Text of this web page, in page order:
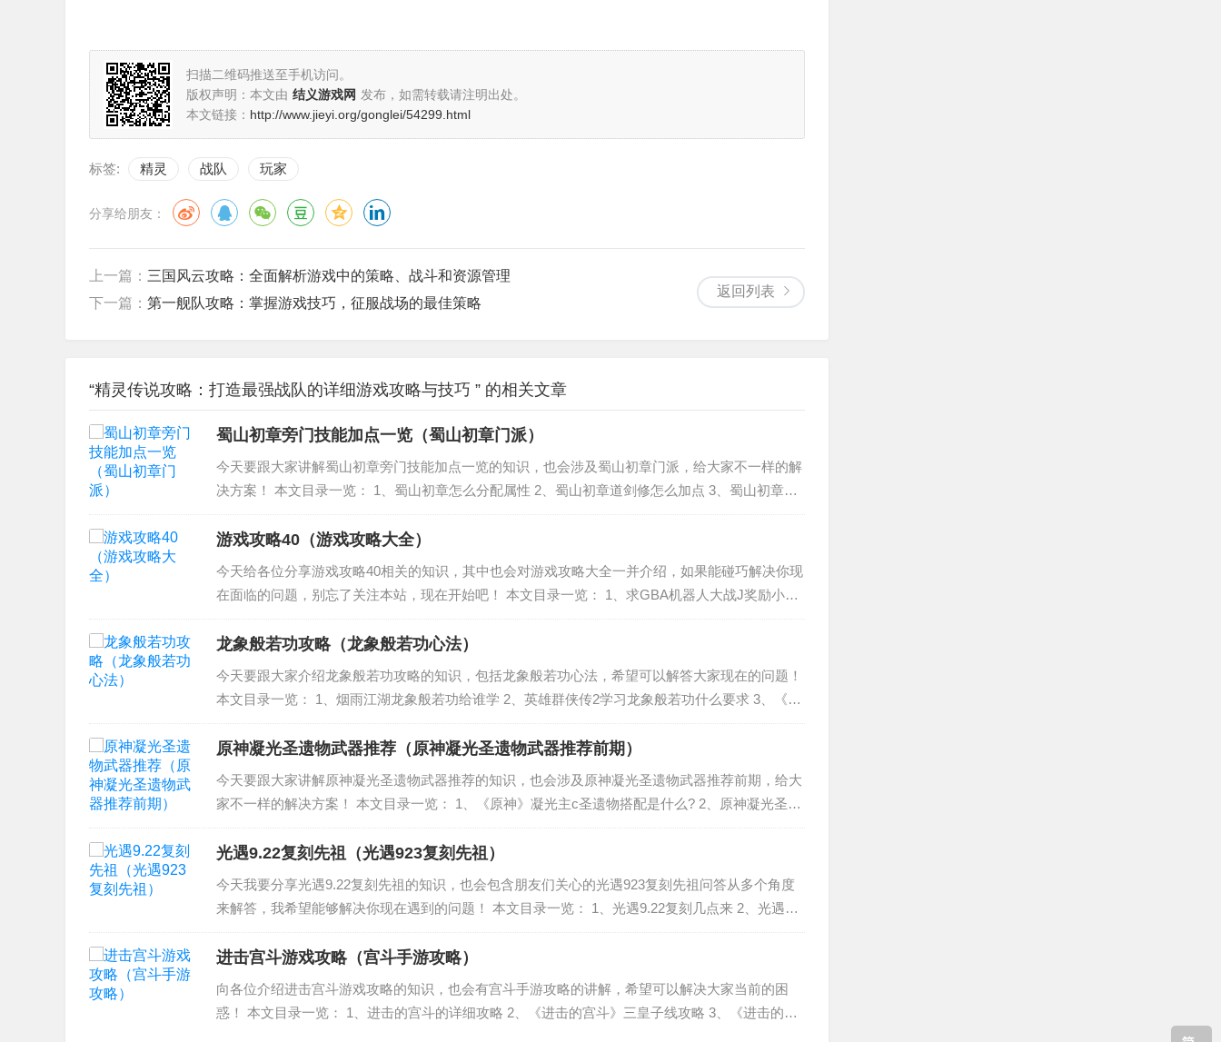
扫描二维码推送至手机访问。
版权声明：本文由 结义游戏网 发布，如需转载请注明出处。
本文链接： http://www.jieyi.org/gonglei/54299.html
标签: 精灵 战队 玩家
分享给朋友：
返回列表
上一篇： 三国风云攻略：全面解析游戏中的策略、战斗和资源管理
下一篇： 第一舰队攻略：掌握游戏技巧，征服战场的最佳策略
“精灵传说攻略：打造最强战队的详细游戏攻略与技巧 ” 的相关文章
蜀山初章旁门技能加点一览（蜀山初章门派）
今天要跟大家讲解蜀山初章旁门技能加点一览的知识，也会涉及蜀山初章门派，给大家不一样的解
决方案！ 本文目录一览： 1、蜀山初章怎么分配属性 2、蜀山初章道剑修怎么加点 3、蜀山初章攻
略 4、蜀山初章旁门怎么样回血最快 5、蜀山初章练体怎么加点 6、蜀山初章旁门要什么属性 蜀山
初章...
游戏攻略40（游戏攻略大全）
今天给各位分享游戏攻略40相关的知识，其中也会对游戏攻略大全一并介绍，如果能碰巧解决你现
在面临的问题，别忘了关注本站，现在开始吧！ 本文目录一览： 1、求GBA机器人大战J奖励小游
戏攻略 40话是怎么过的啊 2、最囧游戏2第31-40关攻略是什么？ 3、微信游戏见缝插针40关攻略
4、逆...
龙象般若功攻略（龙象般若功心法）
今天要跟大家介绍龙象般若功攻略的知识，包括龙象般若功心法，希望可以解答大家现在的问题！
本文目录一览： 1、烟雨江湖龙象般若功给谁学 2、英雄群侠传2学习龙象般若功什么要求 3、《烟
雨江湖》龙象般若功送药技巧是什么？ 4、濡沫江湖龙象般若功是什么任务? 5、《烟雨江湖》龙象
般若功前置任...
原神凝光圣遗物武器推荐（原神凝光圣遗物武器推荐前期）
今天要跟大家讲解原神凝光圣遗物武器推荐的知识，也会涉及原神凝光圣遗物武器推荐前期，给大
家不一样的解决方案！ 本文目录一览： 1、《原神》凝光主c圣遗物搭配是什么? 2、原神凝光圣遗
物什么最好 原神凝光圣遗物推荐 3、原神凝光圣遗物搭配 4、凝光圣遗物推荐 5、原神凝光武器推
荐四星...
光遇9.22复刻先祖（光遇923复刻先祖）
今天我要分享光遇9.22复刻先祖的知识，也会包含朋友们关心的光遇923复刻先祖问答从多个角度
来解答，我希望能够解决你现在遇到的问题！ 本文目录一览： 1、光遇9.22复刻几点来 2、光遇复
刻先祖出场顺序 3、光遇9.22复刻先祖是什么 4、光遇一共有多少个复刻先祖 5、光遇复刻先祖...
进击宫斗游戏攻略（宫斗手游攻略）
向各位介绍进击宫斗游戏攻略的知识，也会有宫斗手游攻略的讲解，希望可以解决大家当前的困
惑！ 本文目录一览： 1、进击的宫斗的详细攻略 2、《进击的宫斗》三皇子线攻略 3、《进击的宫